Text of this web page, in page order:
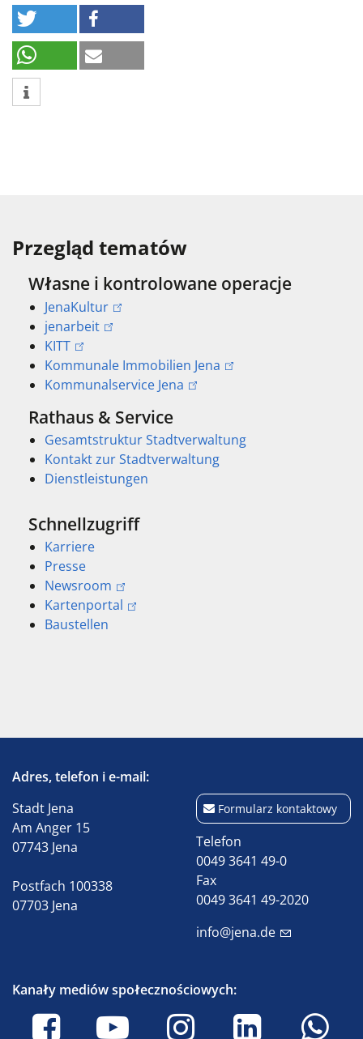
Przegląd tematów
Własne i kontrolowane operacje
JenaKultur
jenarbeit
KITT
Kommunale Immobilien Jena
Kommunalservice Jena
Rathaus & Service
Gesamtstruktur Stadtverwaltung
Kontakt zur Stadtverwaltung
Dienstleistungen
Schnellzugriff
Karriere
Presse
Newsroom
Kartenportal
Baustellen
Adres, telefon i e-mail:
Stadt Jena
Am Anger 15
07743 Jena
Postfach 100338
07703 Jena
Formularz kontaktowy
Telefon
0049 3641 49-0
Fax
0049 3641 49-2020
info@jena.de
Kanały mediów społecznościowych: